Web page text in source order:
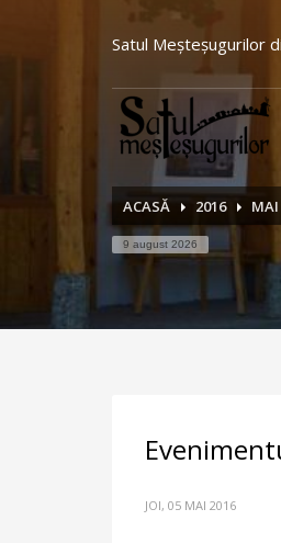
Satul Meşteşugurilor
ACASĂ 2016 MAI
9 august 2026
JOI, 05 MAI 2016